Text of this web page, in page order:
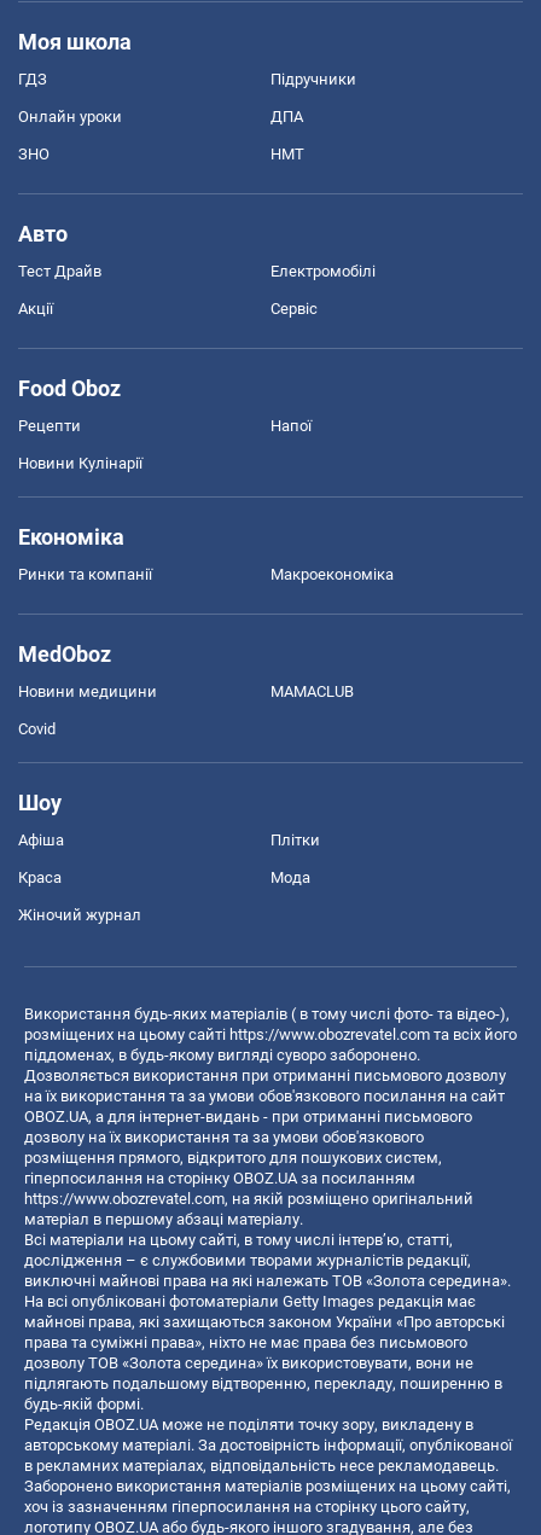
Моя школа
ГДЗ Підручники
Онлайн уроки ДПА
ЗНО НМТ
Авто
Тест Драйв Електромобілі
Акції Сервіс
Food Oboz
Рецепти Напої
Новини Кулінарії
Економіка
Ринки та компанії Макроекономіка
MedOboz
Новини медицини MAMACLUB
Covid
Шоу
Афіша Плітки
Краса Мода
Жіночий журнал
Використання будь-яких матеріалів ( в тому числі фото- та відео-),
розміщених на цьому сайті https://www.obozrevatel.com та всіх його
піддоменах, в будь-якому вигляді суворо заборонено.
Дозволяється використання при отриманні письмового дозволу
на їх використання та за умови обов'язкового посилання на сайт
OBOZ.UA, а для інтернет-видань - при отриманні письмового
дозволу на їх використання та за умови обов'язкового
розміщення прямого, відкритого для пошукових систем,
гіперпосилання на сторінку OBOZ.UA за посиланням
https://www.obozrevatel.com, на якій розміщено оригінальний
матеріал в першому абзаці матеріалу.
Всі матеріали на цьому сайті, в тому числі інтерв’ю, статті,
дослідження – є службовими творами журналістів редакції,
виключні майнові права на які належать ТОВ «Золота середина».
На всі опубліковані фотоматеріали Getty Images редакція має
майнові права, які захищаються законом України «Про авторські
права та суміжні права», ніхто не має права без письмового
дозволу ТОВ «Золота середина» їх використовувати, вони не
підлягають подальшому відтворенню, перекладу, поширенню в
будь-якій формі.
Редакція OBOZ.UA може не поділяти точку зору, викладену в
авторському матеріалі. За достовірність інформації, опублікованої
в рекламних матеріалах, відповідальність несе рекламодавець.
Заборонено використання матеріалів розміщених на цьому сайті,
хоч із зазначенням гіперпосилання на сторінку цього сайту,
логотипу OBOZ.UA або будь-якого іншого згадування, але без